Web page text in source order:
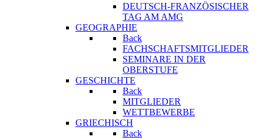
DEUTSCH-FRANZÖSISCHER
TAG AM AMG
GEOGRAPHIE
Back
FACHSCHAFTSMITGLIEDER
SEMINARE IN DER
OBERSTUFE
GESCHICHTE
Back
MITGLIEDER
WETTBEWERBE
GRIECHISCH
Back